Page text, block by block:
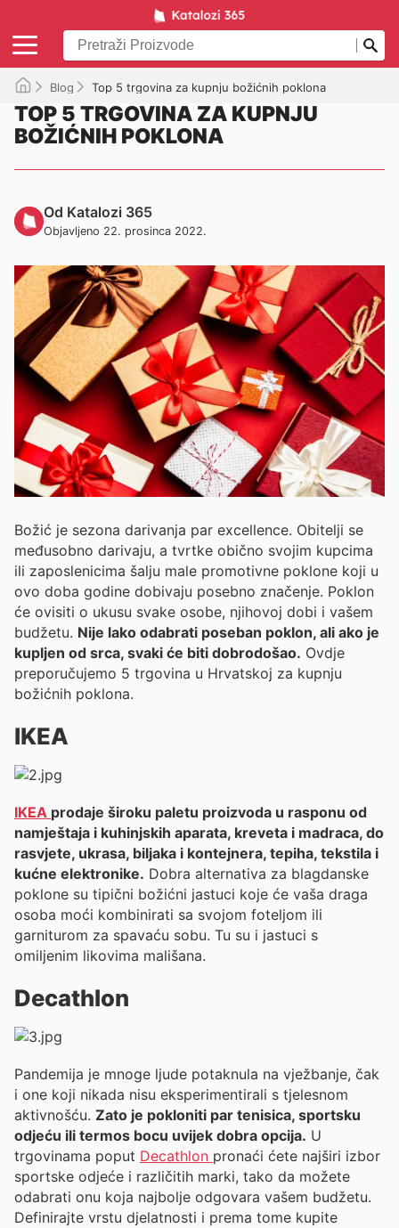
Blog Top 5 trgovina za kupnju božićnih poklona
TOP 5 TRGOVINA ZA KUPNJU
BOŽIĆNIH POKLONA
Od Katalozi 365
Objavljeno 22. prosinca 2022.
Božić je sezona darivanja par excellence. Obitelji se
međusobno darivaju, a tvrtke obično svojim kupcima
ili zaposlenicima šalju male promotivne poklone koji u
ovo doba godine dobivaju posebno značenje. Poklon
će ovisiti o ukusu svake osobe, njihovoj dobi i vašem
budžetu. Nije lako odabrati poseban poklon, ali ako je
kupljen od srca, svaki će biti dobrodošao. Ovdje
preporučujemo 5 trgovina u Hrvatskoj za kupnju
božićnih poklona.
IKEA
IKEA prodaje široku paletu proizvoda u rasponu od
namještaja i kuhinjskih aparata, kreveta i madraca, do
rasvjete, ukrasa, biljaka i kontejnera, tepiha, tekstila i
kućne elektronike. Dobra alternativa za blagdanske
poklone su tipični božićni jastuci koje će vaša draga
osoba moći kombinirati sa svojom foteljom ili
garniturom za spavaću sobu. Tu su i jastuci s
omiljenim likovima mališana.
Decathlon
Pandemija je mnoge ljude potaknula na vježbanje, čak
i one koji nikada nisu eksperimentirali s tjelesnom
aktivnošću. Zato je pokloniti par tenisica, sportsku
odjeću ili termos bocu uvijek dobra opcija. U
trgovinama poput Decathlon pronaći ćete najširi izbor
sportske odjeće i različitih marki, tako da možete
odabrati onu koja najbolje odgovara vašem budžetu.
Definirajte vrstu djelatnosti i prema tome kupite